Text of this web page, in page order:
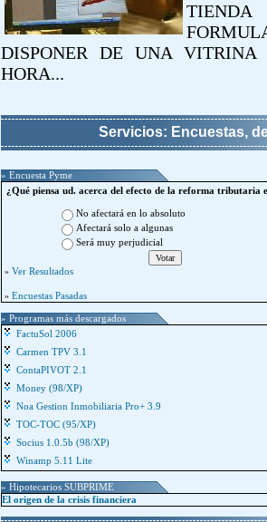
DISPONER DE UNA
HORA...
Servicios: Encuestas,
» Encuesta Pyme
¿Qué piensa ud. acerca del efecto de la reforma tributaria
No afectará en lo absoluto
Afectará solo a algunas
Será muy perjudicial
» Ver Resultados
» Encuestas Pasadas
» Programas más descargados
FactuSol 2006
Carmen TPV 3.1
ContaPIVOT 2.1
Money (98/XP)
Noa Gestion Inmobiliaria Pro+ 3.9
TOC-TOC (95/XP)
Socius 1.0.5b (98/XP)
Winamp 5.11 Lite
» Hipotecarios SUBPRIME
El origen de la crisis financiera